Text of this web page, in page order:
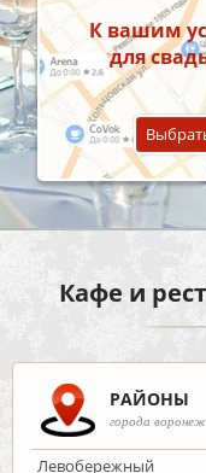
К вашим
для
Кафе и
РАЙОНЫ
города воронеж
Левобережный